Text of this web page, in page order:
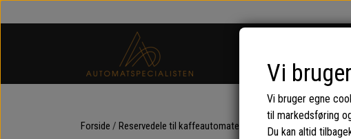
Forside Reservedele til kaffeautomater og espressomaskiner
Vi
Vi bruger egne
til markedsføring
Du kan altid